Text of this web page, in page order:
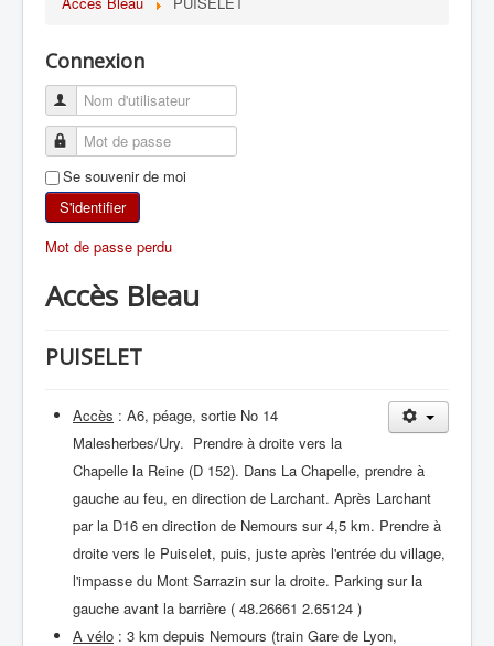
TOUT SUR LE GUMS
ESCALADE
ALPINISME
SKI DE RANDONNÉE
RANDONNÉE SPORTIVE
Connexion
Se souvenir de moi
S'identifier
Mot de passe perdu
Accès Bleau
PUISELET
Accès : A6, péage, sortie No 14
Malesherbes/Ury. Prendre à droite vers la
Chapelle la Reine (D 152). Dans La Chapelle, prendre à
gauche au feu, en direction de Larchant. Après Larchant
par la D16 en direction de Nemours sur 4,5 km. Prendre à
droite vers le Puiselet, puis, juste après l'entrée du village,
l'impasse du Mont Sarrazin sur la droite. Parking sur la
gauche avant la barrière ( 48.26661 2.65124 )
A vélo : 3 km depuis Nemours (train Gare de Lyon,